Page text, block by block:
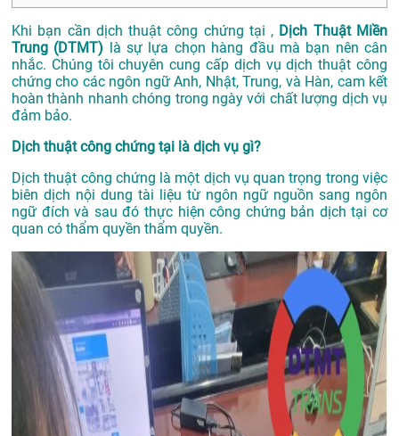
Khi bạn cần dịch thuật công chứng tại , Dịch Thuật Miền
Trung (DTMT) là sự lựa chọn hàng đầu mà bạn nên cân
nhắc. Chúng tôi chuyên cung cấp dịch vụ dịch thuật công
chứng cho các ngôn ngữ Anh, Nhật, Trung, và Hàn, cam kết
hoàn thành nhanh chóng trong ngày với chất lượng dịch vụ
đảm bảo.
Dịch thuật công chứng tại là dịch vụ gì?
Dịch thuật công chứng là một dịch vụ quan trọng trong việc
biên dịch nội dung tài liệu từ ngôn ngữ nguồn sang ngôn
ngữ đích và sau đó thực hiện công chứng bản dịch tại cơ
quan có thẩm quyền thẩm quyền.